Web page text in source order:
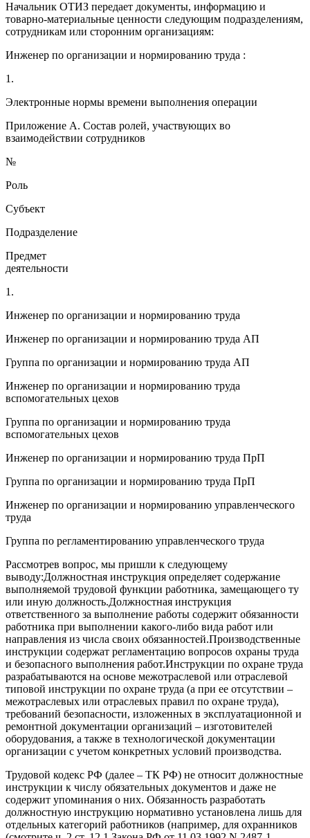
Начальник ОТИЗ передает документы, информацию и
товарно-материальные ценности следующим подразделениям,
сотрудникам или сторонним организациям:
Инженер по организации и нормированию труда :
1.
Электронные нормы времени выполнения операции
Приложение А. Состав ролей, участвующих во
взаимодействии сотрудников
№
Роль
Субъект
Подразделение
Предмет
деятельности
1.
Инженер по организации и нормированию труда
Инженер по организации и нормированию труда АП
Группа по организации и нормированию труда АП
Инженер по организации и нормированию труда
вспомогательных цехов
Группа по организации и нормированию труда
вспомогательных цехов
Инженер по организации и нормированию труда ПрП
Группа по организации и нормированию труда ПрП
Инженер по организации и нормированию управленческого
труда
Группа по регламентированию управленческого труда
Рассмотрев вопрос, мы пришли к следующему
выводу:Должностная инструкция определяет содержание
выполняемой трудовой функции работника, замещающего ту
или иную должность.Должностная инструкция
ответственного за выполнение работы содержит обязанности
работника при выполнении какого-либо вида работ или
направления из числа своих обязанностей.Производственные
инструкции содержат регламентацию вопросов охраны труда
и безопасного выполнения работ.Инструкции по охране труда
разрабатываются на основе межотраслевой или отраслевой
типовой инструкции по охране труда (а при ее отсутствии –
межотраслевых или отраслевых правил по охране труда),
требований безопасности, изложенных в эксплуатационной и
ремонтной документации организаций – изготовителей
оборудования, а также в технологической документации
организации с учетом конкретных условий производства.
Трудовой кодекс РФ (далее – ТК РФ) не относит должностные
инструкции к числу обязательных документов и даже не
содержит упоминания о них. Обязанность разработать
должностную инструкцию нормативно установлена лишь для
отдельных категорий работников (например, для охранников